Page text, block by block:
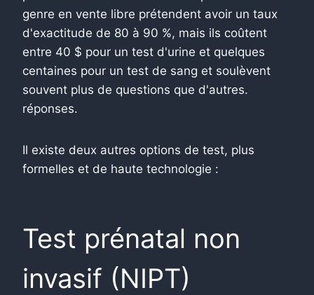
genre en vente libre prétendent avoir un taux
d'exactitude de 80 à 90 %, mais ils coûtent
entre 40 $ pour un test d'urine et quelques
centaines pour un test de sang et soulèvent
souvent plus de questions que d'autres.
réponses.
Il existe deux autres options de test, plus
formelles et de haute technologie :
Test prénatal non
invasif (NIPT)